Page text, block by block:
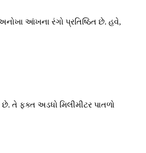
આંખના રંગો પ્રતિષ્ઠિત છે. હવે,
તે ફક્ત અડધો મિલીમીટર પાતળો